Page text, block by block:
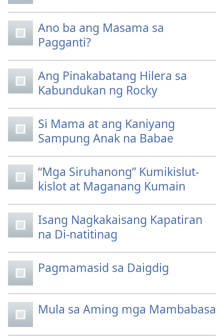
Ano ba ang Masama sa
Pagganti?
Ang Pinakabatang Hilera sa
Kabundukan ng Rocky
Si Mama at ang Kaniyang
Sampung Anak na Babae
“Mga Siruhanong” Kumikislut-
kislot at Maganang Kumain
Isang Nagkakaisang Kapatiran
na Di-natitinag
Pagmamasid sa Daigdig
Mula sa Aming mga Mambabasa